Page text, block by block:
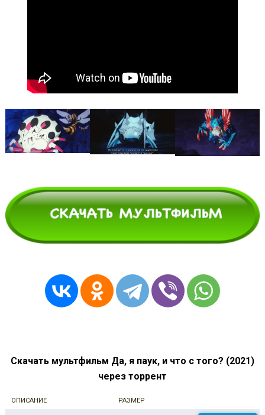
Скачать мультфильм Да, я паук, и что с того? (2021)
через торрент
ОПИСАНИЕ РАЗМЕР